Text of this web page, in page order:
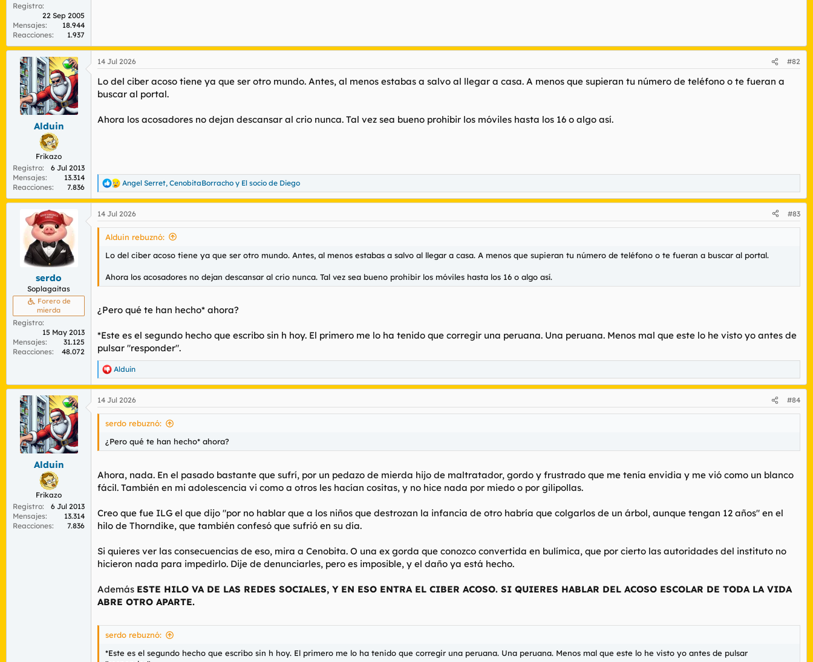
Registro
22 Sep 2005
Mensajes
18.944
Reacciones
1.937
Alduin
Frikazo
Registro
6 Jul 2013
Mensajes
13.314
Reacciones
7.836
14 Jul 2026 #82
Lo del ciber acoso tiene ya que ser otro mundo. Antes, al menos estabas a salvo al llegar a casa. A menos que supieran tu número de teléfono o te fueran a
buscar al portal.
Ahora los acosadores no dejan descansar al crio nunca. Tal vez sea bueno prohibir los móviles hasta los 16 o algo así.
R
e
a
c
c
Angel Serret, CenobitaBorracho y El socio de Diego
serdo
Soplagaitas
Forero de
mierda
Registro
15 May 2013
Mensajes
31.125
Reacciones
48.072
14 Jul 2026 #83
Alduin rebuznó:
Lo del ciber acoso tiene ya que ser otro mundo. Antes, al menos estabas a salvo al llegar a casa. A menos que supieran tu número de teléfono o te fueran a buscar al portal.
Ahora los acosadores no dejan descansar al crio nunca. Tal vez sea bueno prohibir los móviles hasta los 16 o algo así.
¿Pero qué te han hecho* ahora?
*Este es el segundo hecho que escribo sin h hoy. El primero me lo ha tenido que corregir una peruana. Una peruana. Menos mal que este lo he visto yo antes de
pulsar "responder".
R
e
a
c
c
e
Alduin
Alduin
Frikazo
Registro
6 Jul 2013
Mensajes
13.314
Reacciones
7.836
14 Jul 2026 #84
serdo rebuznó:
¿Pero qué te han hecho* ahora?
Ahora, nada. En el pasado bastante que sufrí, por un pedazo de mierda hijo de maltratador, gordo y frustrado que me tenía envidia y me vió como un blanco
fácil. También en mi adolescencia vi como a otros les hacían cositas, y no hice nada por miedo o por gilipollas.
Creo que fue ILG el que dijo "por no hablar que a los niños que destrozan la infancia de otro habría que colgarlos de un árbol, aunque tengan 12 años" en el
hilo de Thorndike, que también confesó que sufrió en su día.
Si quieres ver las consecuencias de eso, mira a Cenobita. O una ex gorda que conozco convertida en bulímica, que por cierto las autoridades del instituto no
hicieron nada para impedirlo. Dije de denunciarles, pero es imposible, y el daño ya está hecho.
Además ESTE HILO VA DE LAS REDES SOCIALES, Y EN ESO ENTRA EL CIBER ACOSO. SI QUIERES HABLAR DEL ACOSO ESCOLAR DE TODA LA VIDA
ABRE OTRO APARTE.
serdo rebuznó:
*Este es el segundo hecho que escribo sin h hoy. El primero me lo ha tenido que corregir una peruana. Una peruana. Menos mal que este lo he visto yo antes de pulsar